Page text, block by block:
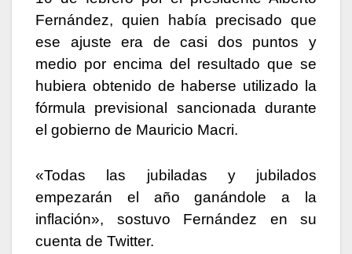
Fernández, quien había precisado que
ese ajuste era de casi dos puntos y
medio por encima del resultado que se
hubiera obtenido de haberse utilizado la
fórmula previsional sancionada durante
el gobierno de Mauricio Macri.
«Todas las jubiladas y jubilados
empezarán el año ganándole a la
inflación», sostuvo Fernández en su
cuenta de Twitter.